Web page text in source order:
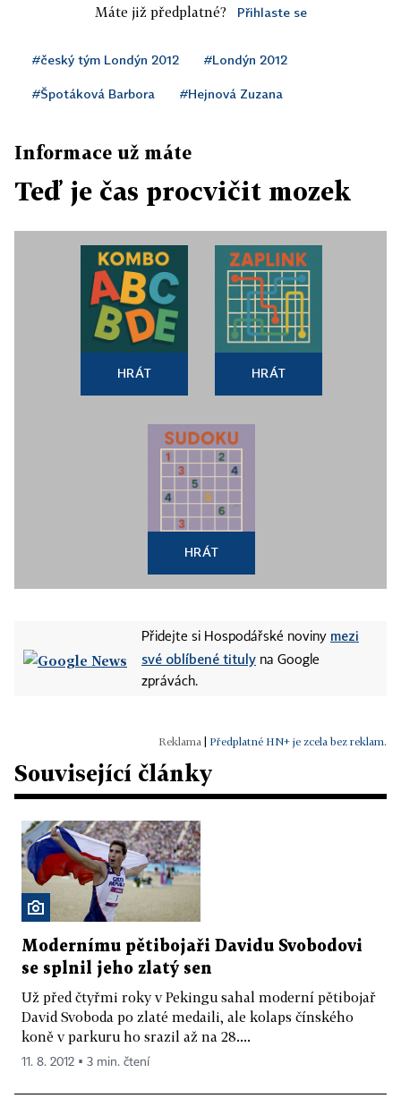
Máte již předplatné? Přihlaste se
#český tým Londýn 2012 #Londýn 2012
#Špotáková Barbora #Hejnová Zuzana
Informace už máte
Teď je čas procvičit mozek
HRÁT HRÁT
HRÁT
Přidejte si Hospodářské noviny mezi
své oblíbené tituly na Google
zprávách.
Předplatné HN+ je zcela bez reklam.
Související články
Modernímu pětibojaři Davidu Svobodovi
se splnil jeho zlatý sen
Už před čtyřmi roky v Pekingu sahal moderní pětibojař
David Svoboda po zlaté medaili, ale kolaps čínského
koně v parkuru ho srazil až na 28....
11. 8. 2012 ▪ 3 min. čtení